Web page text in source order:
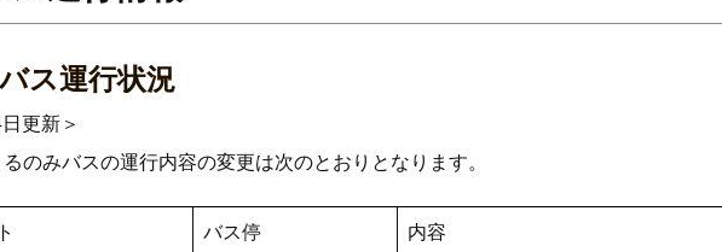
ス運行状況
更新＞
のみバスの運行内容の変更は次のとおりとなります。
バス停 内容